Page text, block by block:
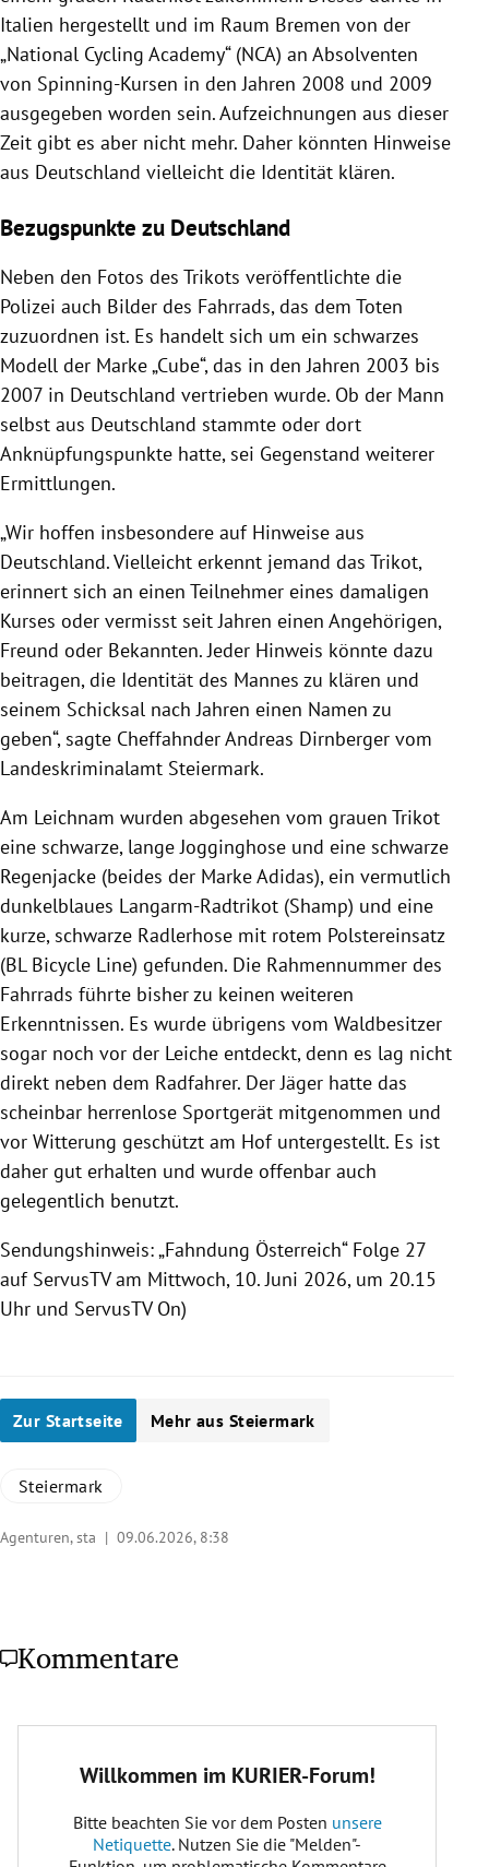
Italien hergestellt und im Raum Bremen von der
„National Cycling Academy“ (NCA) an Absolventen
von Spinning-Kursen in den Jahren 2008 und 2009
ausgegeben worden sein. Aufzeichnungen aus dieser
Zeit gibt es aber nicht mehr. Daher könnten Hinweise
aus Deutschland vielleicht die Identität klären.
Bezugspunkte zu Deutschland
Neben den Fotos des Trikots veröffentlichte die
Polizei auch Bilder des Fahrrads, das dem Toten
zuzuordnen ist. Es handelt sich um ein schwarzes
Modell der Marke „Cube“, das in den Jahren 2003 bis
2007 in Deutschland vertrieben wurde. Ob der Mann
selbst aus Deutschland stammte oder dort
Anknüpfungspunkte hatte, sei Gegenstand weiterer
Ermittlungen.
„Wir hoffen insbesondere auf Hinweise aus
Deutschland. Vielleicht erkennt jemand das Trikot,
erinnert sich an einen Teilnehmer eines damaligen
Kurses oder vermisst seit Jahren einen Angehörigen,
Freund oder Bekannten. Jeder Hinweis könnte dazu
beitragen, die Identität des Mannes zu klären und
seinem Schicksal nach Jahren einen Namen zu
geben“, sagte Cheffahnder Andreas Dirnberger vom
Landeskriminalamt Steiermark.
Am Leichnam wurden abgesehen vom grauen Trikot
eine schwarze, lange Jogginghose und eine schwarze
Regenjacke (beides der Marke Adidas), ein vermutlich
dunkelblaues Langarm-Radtrikot (Shamp) und eine
kurze, schwarze Radlerhose mit rotem Polstereinsatz
(BL Bicycle Line) gefunden. Die Rahmennummer des
Fahrrads führte bisher zu keinen weiteren
Erkenntnissen. Es wurde übrigens vom Waldbesitzer
sogar noch vor der Leiche entdeckt, denn es lag nicht
direkt neben dem Radfahrer. Der Jäger hatte das
scheinbar herrenlose Sportgerät mitgenommen und
vor Witterung geschützt am Hof untergestellt. Es ist
daher gut erhalten und wurde offenbar auch
gelegentlich benutzt.
Sendungshinweis: „Fahndung Österreich“ Folge 27
auf ServusTV am Mittwoch, 10. Juni 2026, um 20.15
Uhr und ServusTV On)
Zur Startseite Mehr aus Steiermark
Steiermark
Agenturen, sta | 09.06.2026, 8:38
Kommentare